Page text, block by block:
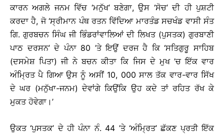
ਕਾਰਨ ਅਗਲੇ ਜਨਮ ਵਿੱਚ ‘ਮਨੁੱਖ’ ਬਣੇਗਾ, ਉਸ ‘ਸੋਚ’ ਦੀ ਹੀ ਪੁਸ਼ਟੀ
ਕਰਦਾ ਹੈ, ਜੋ ‘ਸ੍ਰੀਮਾਨ ਪੰਥ ਰਤਨ ਵਿੱਦਿਆ ਮਾਰਤੰਡ ਸਚਖੰਡ ਵਾਸੀ ਸੰਤ
ਗਿ. ਗੁਰਬਚਨ ਸਿੰਘ ਜੀ ਭਿੰਡਰਾਂਵਾਲਿਆਂ ਦੀ ਲਿਖਤ (ਪੁਸਤਕ) ਗੁਰਬਾਣੀ
ਪਾਠ ਦਰਸਨ’ ਦੇ ਪੰਨਾ 80 ’ਤੇ ਇਉਂ ਦਰਜ ਹੈ ਕਿ ‘ਸਤਿਗੁਰੂ ਸਾਹਿਬ
(ਦਸਮੇਸ਼ ਪਿਤਾ) ਜੀ ਨੇ ਬਚਨ ਕੀਤਾ ਕਿ ਜਿਸ ਦੇ ਮੁਖ ’ਚ ਇੱਕ ਵਾਰ
ਅੰਮ੍ਰਿਤ ਪੈ ਗਿਆ ਉਸ ਨੂੰ ਅਸੀਂ 10, 000 ਸਾਲ ਤੱਕ ਵਾਰ-ਵਾਰ ਸਿੱਖ
ਦੇ ਘਰ (ਮਨੁੱਖਾ-ਜਨਮ) ਦੇਵਾਂਗੇ ਕਿਉਂਕਿ ਉਹ ਕਦੇ ਤਾਂ ਰਹਿਤ ਰੱਖ ਕੇ
ਮੁਕਤ ਹੋਵੇਗਾ।’
ਉਕਤ ‘ਪੁਸਤਕ’ ਦੇ ਹੀ ਪੰਨਾ ਨੰ. 44 ’ਤੇ ‘ਅੰਮ੍ਰਿਤ’ ਛੱਕਣ ਪ੍ਰਤੀ ਇੱਕ